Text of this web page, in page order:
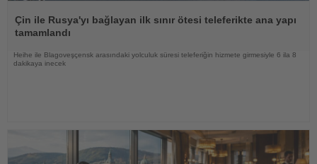
Oku
Çin ile Rusya'yı bağlayan ilk sınır ötesi teleferikte ana yapı
tamamlandı
Heihe ile Blagoveşçensk arasındaki yolculuk süresi teleferiğin hizmete girmesiyle 6 ila 8
dakikaya inecek